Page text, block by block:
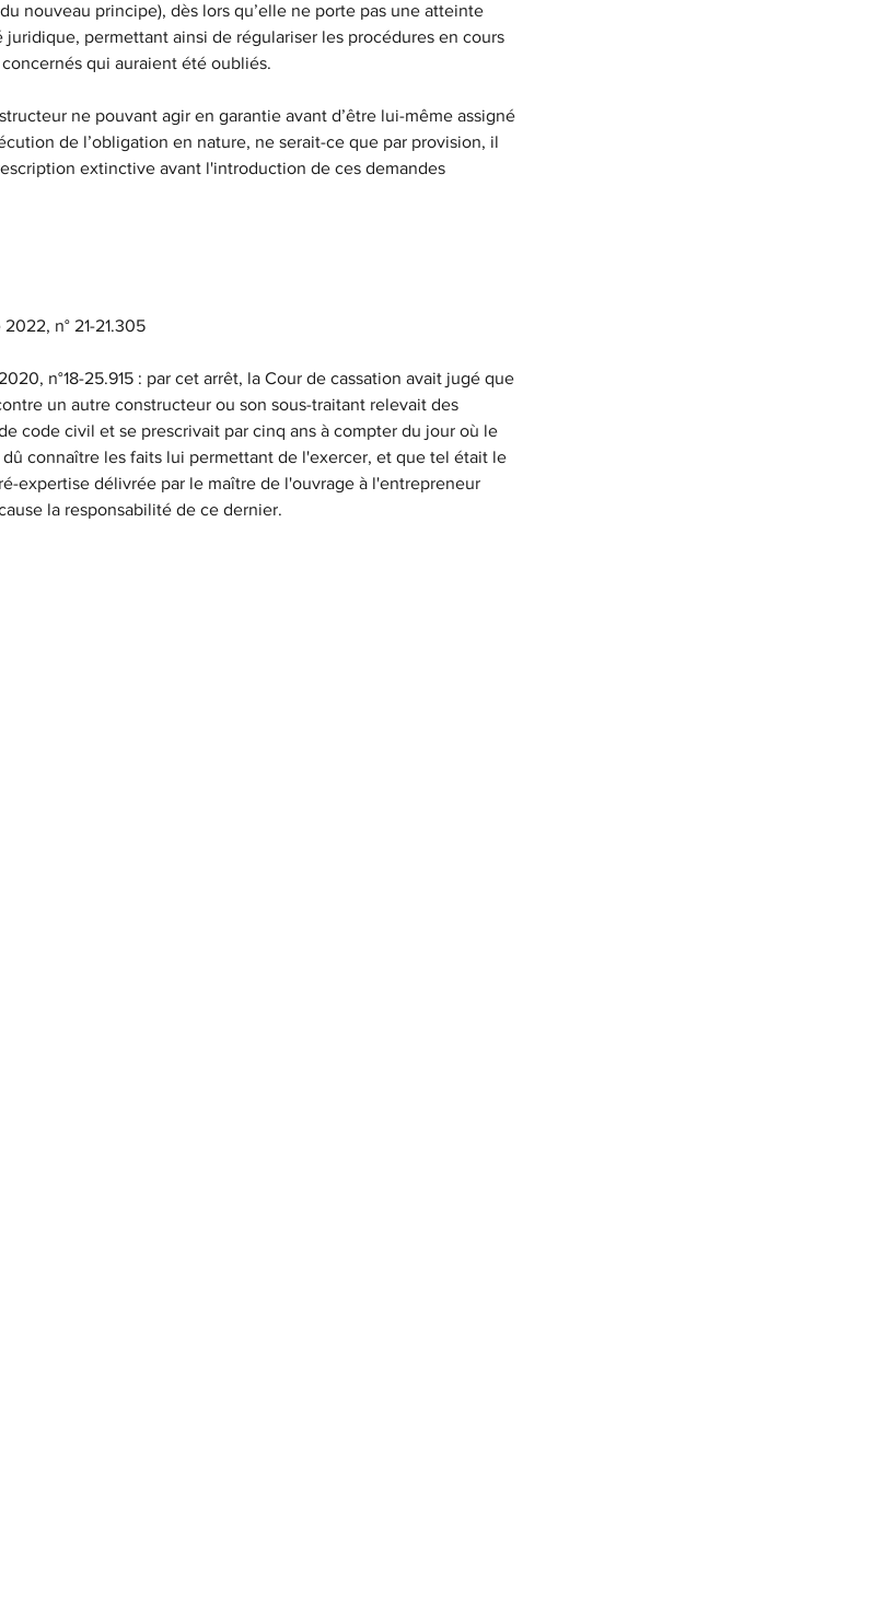
nouveau principe), dès lors qu’elle ne porte pas une atteinte
permettant ainsi de régulariser les procédures en cours
qui auraient été oubliés.
ne pouvant agir en garantie avant d’être lui-même assigné
de l’obligation en nature, ne serait-ce que par provision, il
extinctive avant l'introduction de ces demandes
n° 21-21.305
n°18-25.915 : par cet arrêt, la Cour de cassation avait jugé que
un autre constructeur ou son sous-traitant relevait des
code civil et se prescrivait par cinq ans à compter du jour où le
connaître les faits lui permettant de l'exercer, et que tel était le
expertise délivrée par le maître de l'ouvrage à l'entrepreneur
la responsabilité de ce dernier.